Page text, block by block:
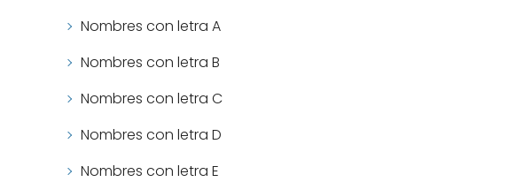
Nombres con letra A
Nombres con letra B
Nombres con letra C
Nombres con letra D
Nombres con letra E